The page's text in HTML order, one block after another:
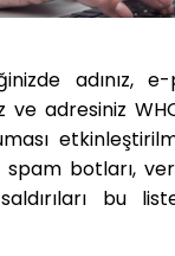
adınız,
ve adresiniz
botları,
bu